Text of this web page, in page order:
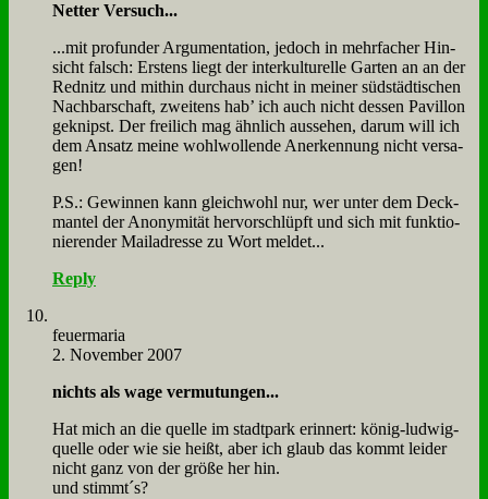
Net­ter Ver­such...
...mit pro­fun­der Ar­gu­men­ta­ti­on, je­doch in mehr­fa­cher Hin­
sicht falsch: Er­stens liegt der in­ter­kul­tu­rel­le Gar­ten an an der
Red­nitz und mit­hin durch­aus nicht in mei­ner süd­städ­ti­schen
Nach­bar­schaft, zwei­tens hab’ ich auch nicht des­sen Pa­vil­lon
ge­knipst. Der frei­lich mag ähn­lich aus­se­hen, dar­um will ich
dem An­satz mei­ne wohl­wol­len­de An­er­ken­nung nicht ver­sa­
gen!
P.S.: Ge­win­nen kann gleich­wohl nur, wer un­ter dem Deck­
man­tel der An­ony­mi­tät her­vor­schlüpft und sich mit funk­tio­
nie­ren­der Mail­adres­se zu Wort mel­det...
Reply
feu­er­ma­ria
2. November 2007
nichts als wa­ge ver­mu­tun­gen...
Hat mich an die quel­le im stadt­park er­in­nert: kö­nig-lud­wig-
quel­le oder wie sie heißt, aber ich glaub das kommt lei­der
nicht ganz von der grö­ße her hin.
und stimmt´s?